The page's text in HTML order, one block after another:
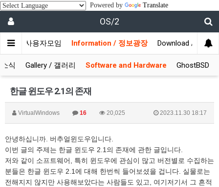
Powered by Translate
OS/2
/ 사용자모임 Information / 정보광장 Download / 자료실
식 Gallery / 갤러리 Software and Hardware GhostBSD
한글 윈도우 2.1의 존재
VirtualWindows 16 20,025 2023.11.30 18:17
안녕하십니까. 버추얼윈도우입니다.
이번 글의 주제는 한글 윈도우 2.1의 존재에 관한 글입니다.
저와 같이 소프트웨어, 특히 윈도우에 관심이 많고 버전별로 수집하는
분들은 한글 윈도우 2.1에 대해 한번씩 들어보셨을 겁니다. 실물로는
전해지지 않지만 사용해보았다는 사람들도 있고, 여기저기서 그 흔적